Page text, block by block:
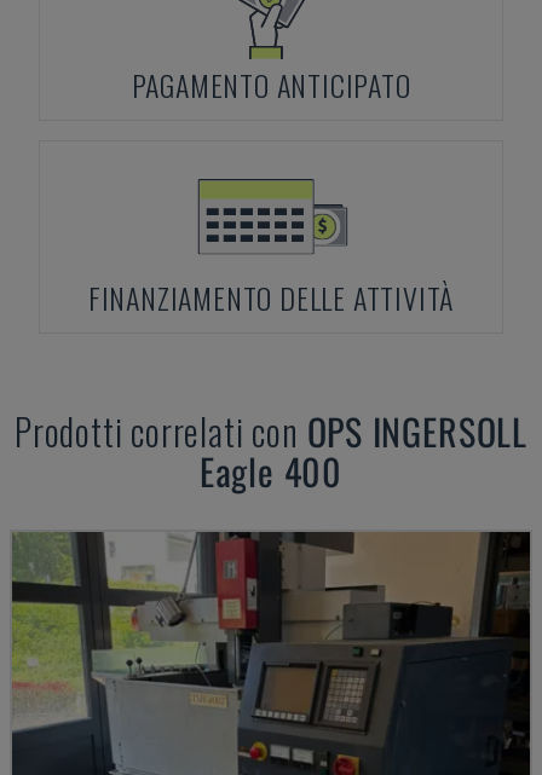
PAGAMENTO ANTICIPATO
FINANZIAMENTO DELLE ATTIVITÀ
Prodotti correlati con OPS INGERSOLL
Eagle 400